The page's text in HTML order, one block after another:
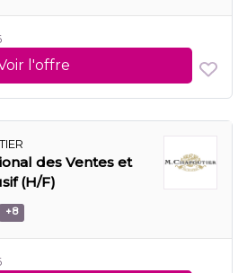
l'offre
des Ventes et
(H/F)
+8